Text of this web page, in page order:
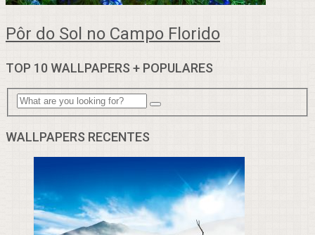
Pôr do Sol no Campo Florido
TOP 10 WALLPAPERS + POPULARES
WALLPAPERS RECENTES